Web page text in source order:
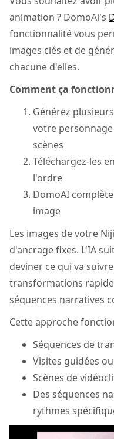
animation ? DomoAi's
fonctionnalité vous
images clés et de
chacune d'elles.
Comment ça
Générez
votre
scènes
Téléchargez-les
l'ordre
DomoAI
image
Les images de votre
d'ancrage fixes. L'IA
deviner ce qui va
transformations
séquences narratives
Cette approche
Séquences de
Visites guidées
Scènes de
Des séquences
rythmes